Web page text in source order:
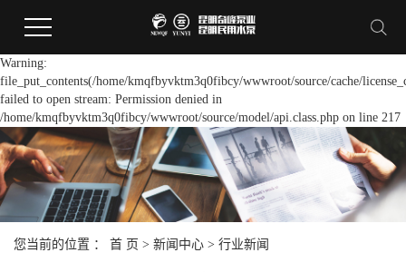
Warning:
file_put_contents(/home/kmqfbyvktm3q0fibcy/wwwroot/source/cache/
failed to open stream: Permission denied in
/home/kmqfbyvktm3q0fibcy/wwwroot/source/model/api.class.php on line 217
您当前的位置 ： 首 页 > 新闻中心 > 行业新闻